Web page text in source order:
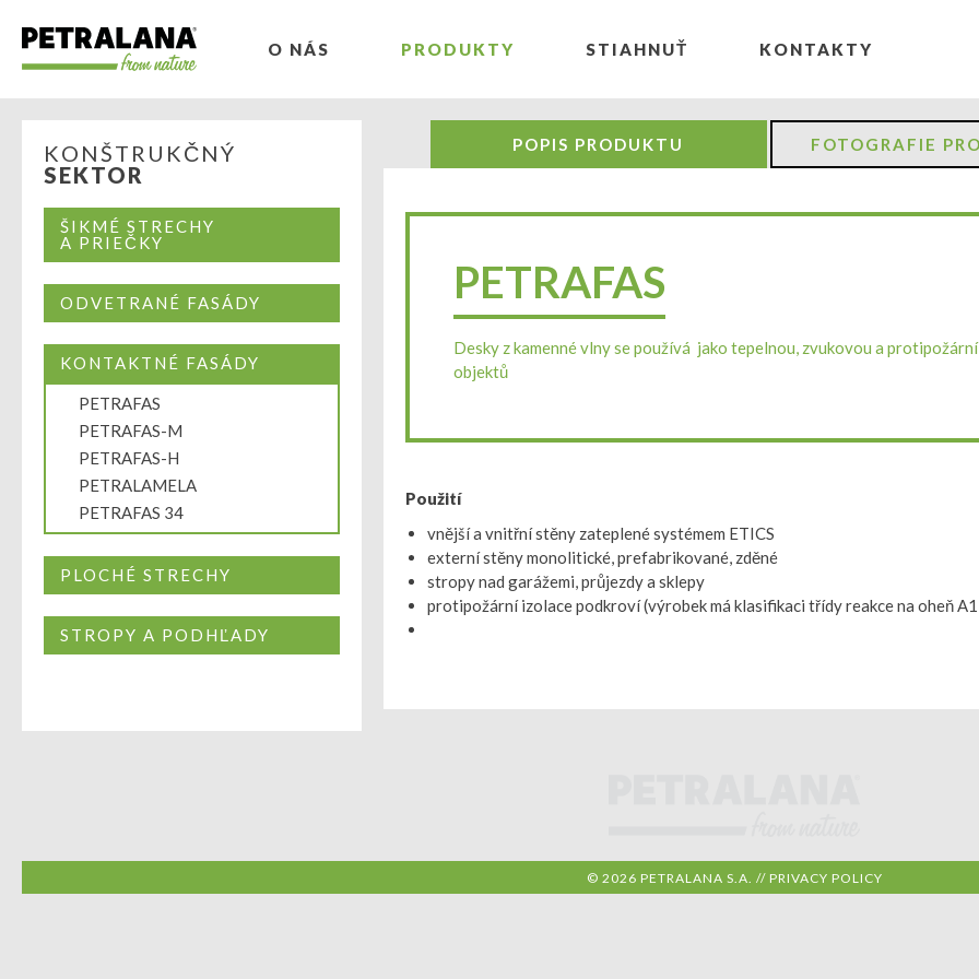
O NÁS PRODUKTY STIAHNUŤ KONTAKTY
KONŠTRUKČNÝ
SEKTOR
ŠIKMÉ STRECHY
A PRIEČKY
ODVETRANÉ FASÁDY
KONTAKTNÉ FASÁDY
PETRAFAS
PETRAFAS-M
PETRAFAS-H
PETRALAMELA
PETRAFAS 34
PLOCHÉ STRECHY
STROPY A PODHĽADY
POPIS PRODUKTU FOTOGRAFIE
PETRAFAS
Desky z kamenné vlny se používá jako tepelnou, zvukovou a
objektů
Použití
vnější a vnitřní stěny zateplené systémem ETICS
externí stěny monolitické, prefabrikované, zděné
stropy nad garážemi, průjezdy a sklepy
protipožární izolace podkroví (výrobek má klasifikaci třídy reakce na oheň
© 2026 PETRALANA S.A. // PRIVACY POLICY